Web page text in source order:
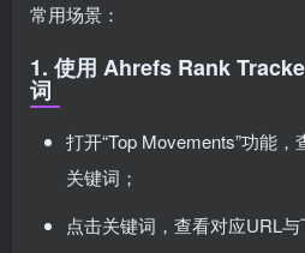
常用场景：
1. 使用 Ahrefs Rank
词
打开“Top Movements”功能
关键词；
点击关键词，查看对应URL与